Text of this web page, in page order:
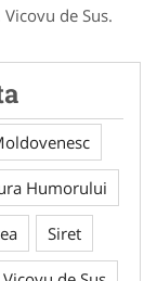
de Sus.
Humorului
Siret